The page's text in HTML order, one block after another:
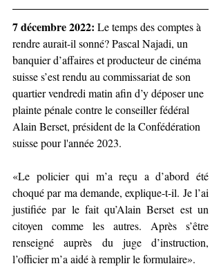
7 décembre 2022: Le temps des comptes à
rendre aurait-il sonné? Pascal Najadi, un
banquier d’affaires et producteur de cinéma
suisse s’est rendu au commissariat de son
quartier vendredi matin afin d’y déposer une
plainte pénale contre le conseiller fédéral
Alain Berset, président de la Confédération
suisse pour l'année 2023.
«Le policier qui m’a reçu a d’abord été
choqué par ma demande, explique-t-il. Je l’ai
justifiée par le fait qu’Alain Berset est un
citoyen comme les autres. Après s’être
renseigné auprès du juge d’instruction,
l’officier m’a aidé à remplir le formulaire».